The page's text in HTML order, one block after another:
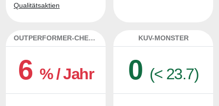
Qualitätsaktien
OUTPERFORMER-CHECK
6 % / Jahr
KUV-MONSTER
0 (< 23.7)